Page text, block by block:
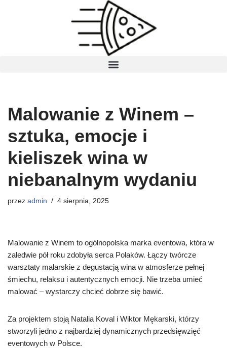
Malowanie z Winem –
sztuka, emocje i
kieliszek wina w
niebanalnym wydaniu
przez admin 4 sierpnia, 2025
Malowanie z Winem to ogólnopolska marka eventowa, która w
zaledwie pół roku zdobyła serca Polaków. Łączy twórcze
warsztaty malarskie z degustacją wina w atmosferze pełnej
śmiechu, relaksu i autentycznych emocji. Nie trzeba umieć
malować – wystarczy chcieć dobrze się bawić.
Za projektem stoją Natalia Koval i Wiktor Mękarski, którzy
stworzyli jedno z najbardziej dynamicznych przedsięwzięć
eventowych w Polsce.